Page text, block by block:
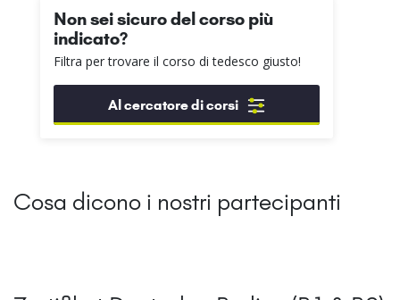
Non sei sicuro del corso più
indicato?
Filtra per trovare il corso di tedesco giusto!
Al cercatore di corsi
Cosa dicono i nostri partecipanti